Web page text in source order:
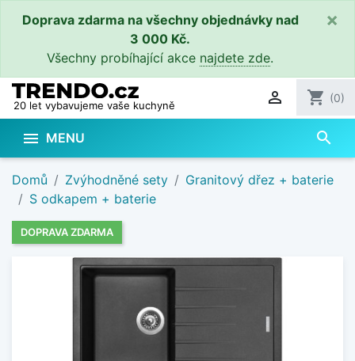
Doprava zdarma na všechny objednávky nad
3 000 Kč.
Všechny probíhající akce najdete zde.
×
20 let vybavujeme vaše kuchyně  shopping_cart (0)
 MENU search
Domů Zvýhodněné sety
Granitový dřez + baterie
S odkapem + baterie
DOPRAVA ZDARMA